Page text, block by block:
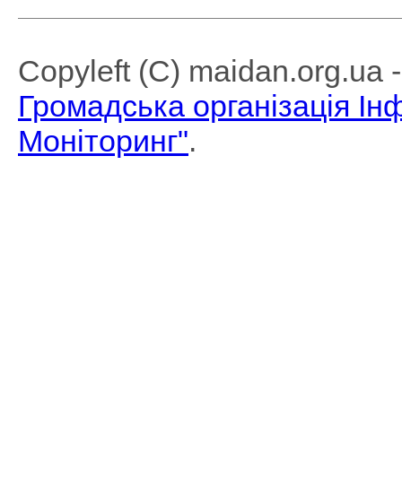
Copyleft (C) maidan.org.ua
Громадська організація
Моніторинг".